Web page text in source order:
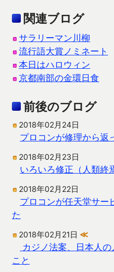
関連ブログ
サラリーマン川柳
流行語大賞ノミネート
本日はハロウィン
京都南部の金環日食
前後のブログ
2018年02月24日
プロコンが修理から返
2018年02月23日
いろいろ修正（人類終
2018年02月22日
プロコンが任天堂サー
た
2018年02月21日 ≪
カジノ法案、日本人
こと